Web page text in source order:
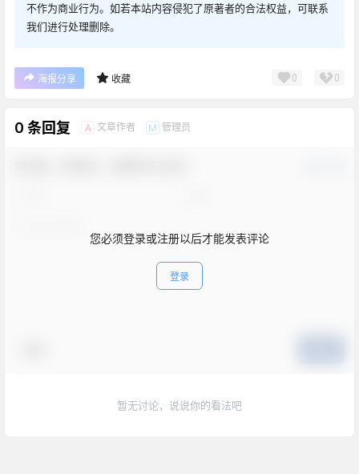
不作为商业行为。如若本站内容侵犯了原著者的合法权益，可联系
我们进行处理删除。
海报分享 收藏 0 0
0 条回复 A 文章作者 M 管理员
您必须登录或注册以后才能发表评论
登录
暂无讨论，说说你的看法吧